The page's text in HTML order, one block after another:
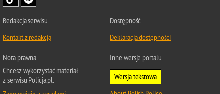
Redakcja serwisu
Kontakt z redakcją
Dostępność
Deklaracja dostępności
Nota prawna
Chcesz wykorzystać materiał
z serwisu Policja.pl.
Inne wersje portalu
Wersja tekstowa